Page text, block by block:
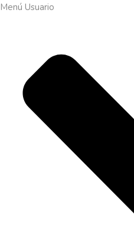
Menú Usuario